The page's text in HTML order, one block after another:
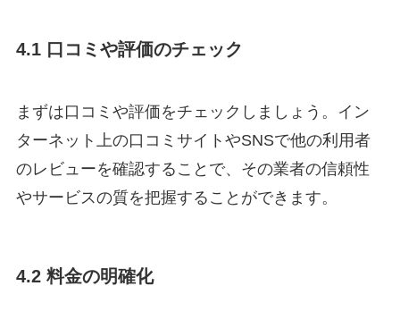
4.1 口コミや評価のチェック
まずは口コミや評価をチェックしましょう。イン
ターネット上の口コミサイトやSNSで他の利用者
のレビューを確認することで、その業者の信頼性
やサービスの質を把握することができます。
4.2 料金の明確化